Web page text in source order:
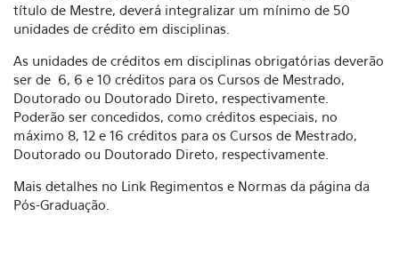
título de Mestre, deverá integralizar um mínimo de 50
unidades de crédito em disciplinas.
As unidades de créditos em disciplinas obrigatórias deverão
ser de 6, 6 e 10 créditos para os Cursos de Mestrado,
Doutorado ou Doutorado Direto, respectivamente.
Poderão ser concedidos, como créditos especiais, no
máximo 8, 12 e 16 créditos para os Cursos de Mestrado,
Doutorado ou Doutorado Direto, respectivamente.
Mais detalhes no Link Regimentos e Normas da página da
Pós-Graduação.